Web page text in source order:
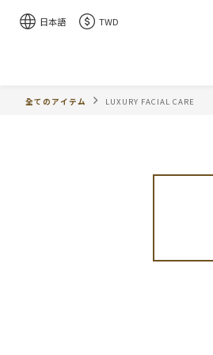
日本語 TWD
全てのアイテム LUXURY FACIAL CARE